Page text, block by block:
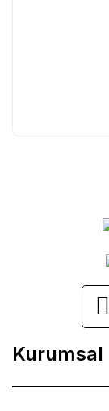
Kurumsal